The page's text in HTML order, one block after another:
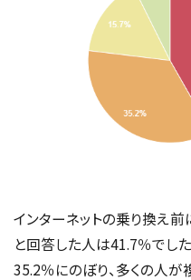
インターネットの乗り換え前
と回答した人は41.7％でし
35.2％にのぼり、多くの人